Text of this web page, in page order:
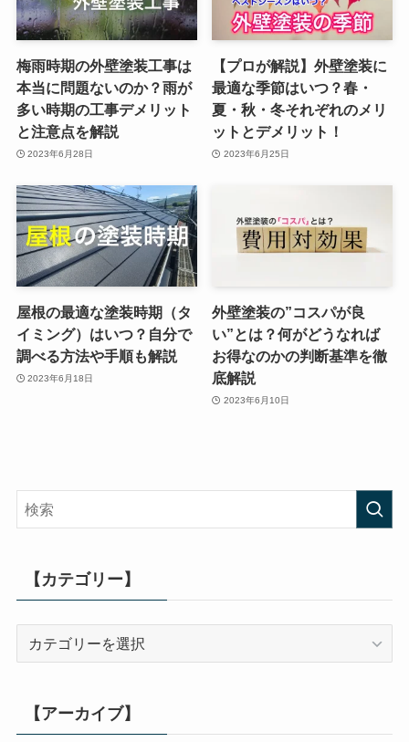
梅雨時期の外壁塗装工事は
本当に問題ないのか？雨が
多い時期の工事デメリット
と注意点を解説
2023年6月28日
【プロが解説】外壁塗装に
最適な季節はいつ？春・
夏・秋・冬それぞれのメリ
ットとデメリット！
2023年6月25日
屋根の最適な塗装時期（タ
イミング）はいつ？自分で
調べる方法や手順も解説
2023年6月18日
外壁塗装の”コスパが良
い”とは？何がどうなれば
お得なのかの判断基準を徹
底解説
2023年6月10日
【カテゴリー】
【カ
ー】
【アーカイブ】